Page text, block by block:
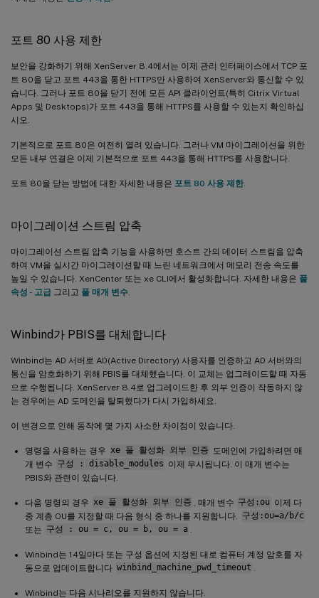
포트 80 사용 제한
보안을 강화하기 위해 XenServer 8.4에서는 이제 관리 인터페이스에서 TCP 포
트 80을 닫고 포트 443을 통한 HTTPS만 사용하여 XenServer와 통신할 수 있
습니다. 그러나 포트 80을 닫기 전에 모든 API 클라이언트(특히 Citrix Virtual
Apps 및 Desktops)가 포트 443을 통해 HTTPS를 사용할 수 있는지 확인하십
시오.
기본적으로 포트 80은 여전히 열려 있습니다. 그러나 VM 마이그레이션을 위한
모든 내부 연결은 이제 기본적으로 포트 443을 통해 HTTPS를 사용합니다.
포트 80을 닫는 방법에 대한 자세한 내용은 포트 80 사용 제한
마이그레이션 스트림 압축
마이그레이션 스트림 압축 기능을 사용하면 호스트 간의 데이터 스트림을 압축
하여 VM을 실시간 마이그레이션할 때 느린 네트워크에서 메모리 전송 속도를
높일 수 있습니다. XenCenter 또는 xe CLI에서 활성화합니다. 자세한 내용은 풀
속성 - 고급 그리고 풀 매개 변수
Winbind가 PBIS를 대체합니다
Winbind는 AD 서버로 AD(Active Directory) 사용자를 인증하고 AD 서버와의
통신을 암호화하기 위해 PBIS를 대체했습니다. 이 교체는 업그레이드할 때 자동
으로 수행됩니다. XenServer 8.4로 업그레이드한 후 외부 인증이 작동하지 않
는 경우에는 AD 도메인을 탈퇴했다가 다시 가입하세요.
이 변경으로 인해 동작에 몇 가지 사소한 차이점이 있습니다.
명령을 사용하는 경우 xe 풀 활성화 외부 인증
도메인에 가입하려면 매
개 변수 구성 : disable_modules 이제 무시됩니다. 이 매개 변수는
PBIS와 관련이 있습니다.
다음 명령의 경우 xe 풀 활성화 외부 인증 , 매개 변수 구성:ou 이제 다
중 계층 OU를 지정할 때 다음 형식 중 하나를 지원합니다.
구성:ou=a/b/c
또는 구성 : ou = c, ou = b, ou = a
Winbind는 14일마다 또는 구성 옵션에 지정된 대로 컴퓨터 계정 암호를 자
동으로 업데이트합니다 winbind_machine_pwd_timeout
Winbind는 다음 시나리오를 지원하지 않습니다.